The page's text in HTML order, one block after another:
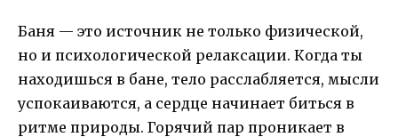
Баня — это источник не только физической,
но и психологической релаксации. Когда ты
находишься в бане, тело расслабляется, мысли
успокаиваются, а сердце начинает биться в
ритме природы. Горячий пар проникает в